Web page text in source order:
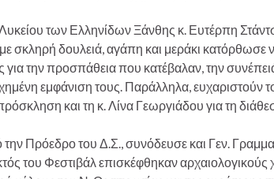
των Ελληνίδων Ξάνθης κ. Ευτέρπη
σκληρή δουλειά, αγάπη και μεράκι
την προσπάθεια που κατέβαλαν, την
εμφάνιση τους. Παράλληλα, ευχαριστούν
και τη κ. Λίνα Γεωργιάδου για τη
Πρόεδρο του Δ.Σ., συνόδευσε και Γεν.
του Φεστιβάλ επισκέφθηκαν αρχαιολογικούς